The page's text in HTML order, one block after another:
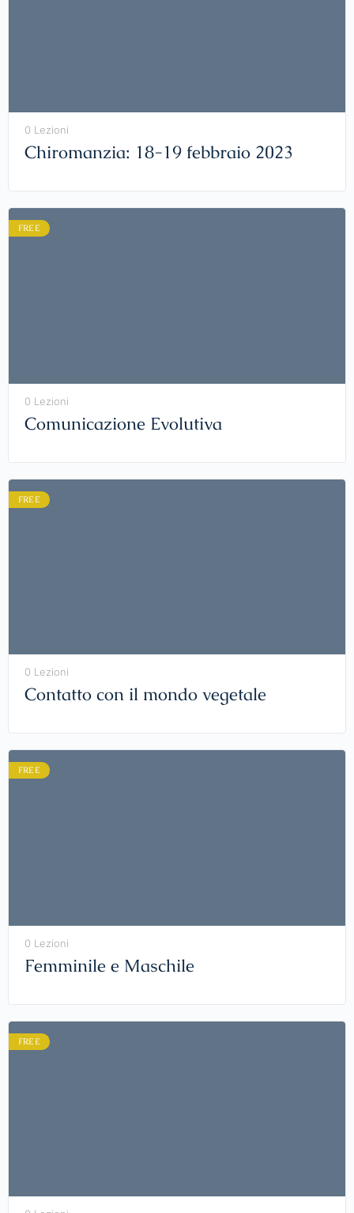
0 Lezioni
Chiromanzia: 18-19 febbraio 2023
FREE
0 Lezioni
Comunicazione Evolutiva
FREE
0 Lezioni
Contatto con il mondo vegetale
FREE
0 Lezioni
Femminile e Maschile
FREE